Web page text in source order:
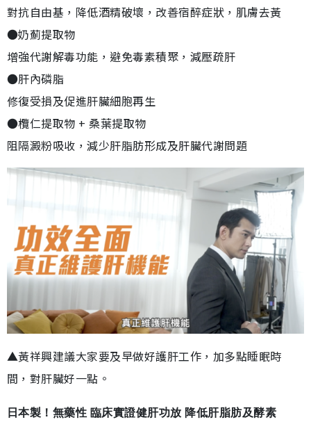
對抗自由基，降低酒精破壞，改善宿醉症狀，肌膚去黃
●奶薊提取物
增強代謝解毒功能，避免毒素積聚，減壓疏肝
●肝內磷脂
修復受損及促進肝臟細胞再生
●欖仁提取物 + 桑葉提取物
阻隔澱粉吸收，減少肝脂肪形成及肝臟代謝問題
▲黃祥興建議大家要及早做好護肝工作，加多點睡眠時
間，對肝臟好一點。
日本製！無藥性 臨床實證健肝功放 降低肝脂肪及酵素